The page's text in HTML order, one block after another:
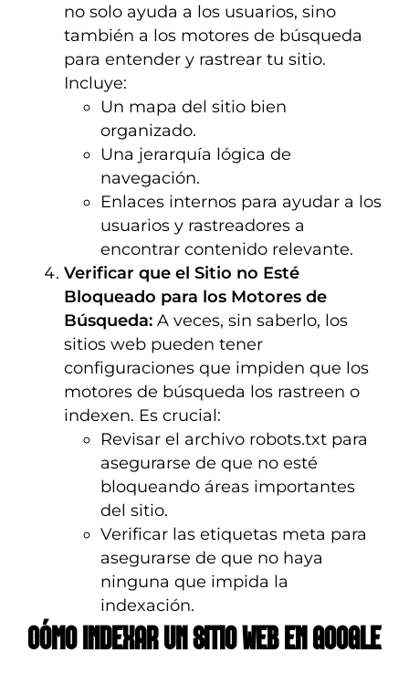
no solo ayuda a los usuarios, sino
también a los motores de búsqueda
para entender y rastrear tu sitio.
Incluye:
Un mapa del sitio bien
organizado.
Una jerarquía lógica de
navegación.
Enlaces internos para ayudar a los
usuarios y rastreadores a
encontrar contenido relevante.
Verificar que el Sitio no Esté
Bloqueado para los Motores de
Búsqueda: A veces, sin saberlo, los
sitios web pueden tener
configuraciones que impiden que los
motores de búsqueda los rastreen o
indexen. Es crucial:
Revisar el archivo robots.txt para
asegurarse de que no esté
bloqueando áreas importantes
del sitio.
Verificar las etiquetas meta para
asegurarse de que no haya
ninguna que impida la
indexación.
CÓMO INDEXAR UN SITIO WEB EN GOOGLE